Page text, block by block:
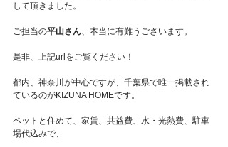
して頂きました。
ご担当の平山さん、本当に有難うございます。
是非、上記urlをご覧ください！
都内、神奈川が中心ですが、千葉県で唯一掲載され
ているのがKIZUNA HOMEです。
ペットと住めて、家賃、共益費、水・光熱費、駐車
場代込みで、